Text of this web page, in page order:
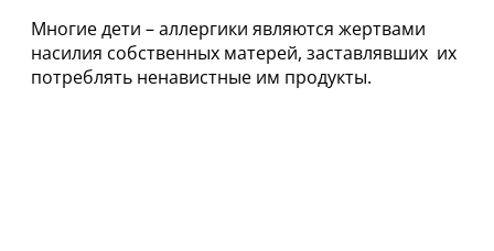
Многие дети – аллергики являются жертвами
насилия собственных матерей, заставлявших их
потреблять ненавистные им продукты.